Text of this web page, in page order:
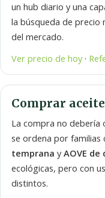
un hub diario y una
la búsqueda de precio
del mercado.
Ver precio de hoy ·
Comprar
La compra no debería
se ordena por familias
temprana yAOVE de
ecológicas, pero con
distintos.